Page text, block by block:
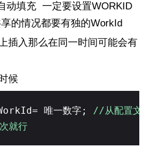
动填充 一定要设置WORKID
的情况都要有独的WorkId
插入那么在同一时间可能会有
候
唯一数字; //从配置文
就行